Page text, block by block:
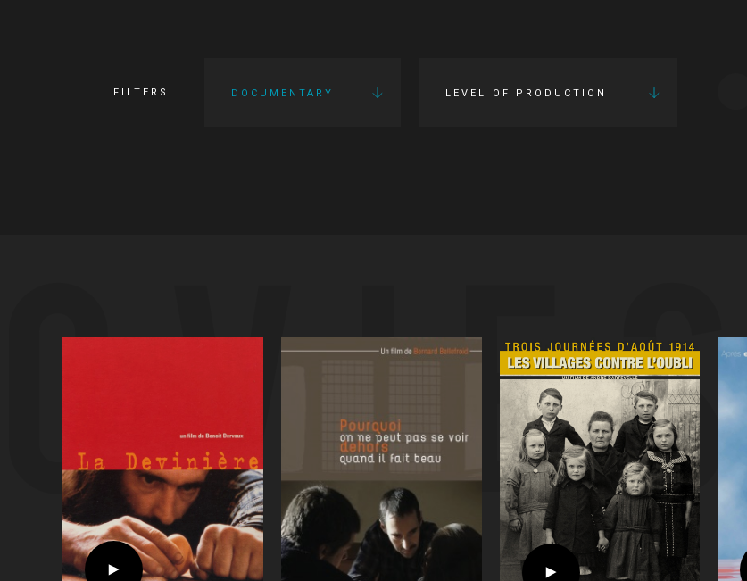
FILTERS DOCUMENTARY LEVEL OF PRODUCTION